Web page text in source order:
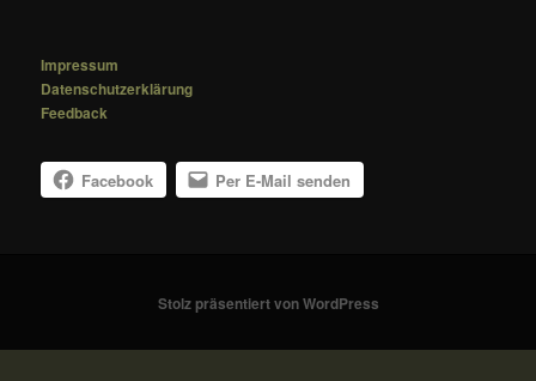
Impressum
Datenschutzerklärung
Feedback
Facebook Per E-Mail senden
Stolz präsentiert von WordPress